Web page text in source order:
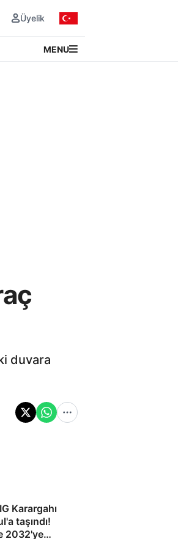
Üyelik
MENU
duvara
Karargahı
taşındı!
2032'ye